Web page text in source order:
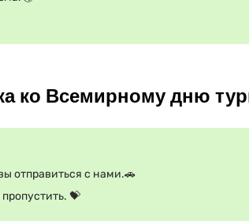
ко Всемирному дню
отправиться с нами.🚗
💝